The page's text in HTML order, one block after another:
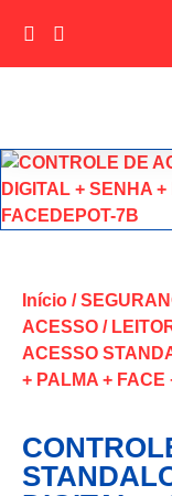
Início /
ACESSO /
ACESSO
+ PALMA + FACE